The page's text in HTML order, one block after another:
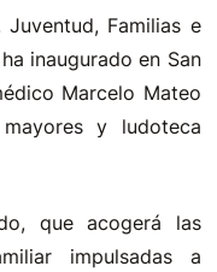
Familias e
inaugurado en San
Marcelo Mateo
y ludoteca
que acogerá las
impulsadas a